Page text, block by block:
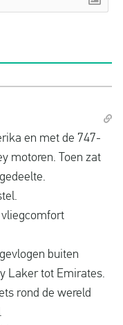
en met de 747-
motoren. Toen zat
vliegcomfort
buiten
Laker tot Emirates.
rond de wereld